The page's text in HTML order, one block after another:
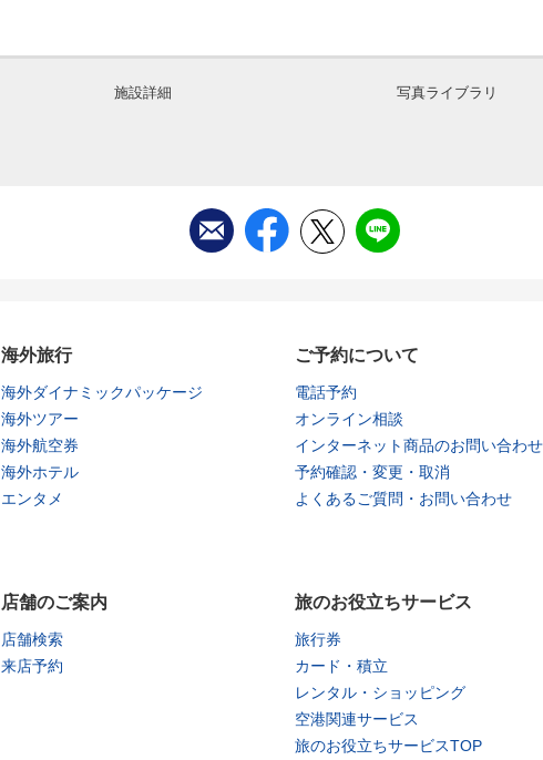
施設詳細 写真ライブラリ
海外旅行
海外ダイナミックパッケージ
海外ツアー
海外航空券
海外ホテル
エンタメ
ご予約について
電話予約
オンライン相談
インターネット商品のお問い合わせ
予約確認・変更・取消
よくあるご質問・お問い合わせ
店舗のご案内
店舗検索
来店予約
旅のお役立ちサービス
旅行券
カード・積立
レンタル・ショッピング
空港関連サービス
旅のお役立ちサービスTOP